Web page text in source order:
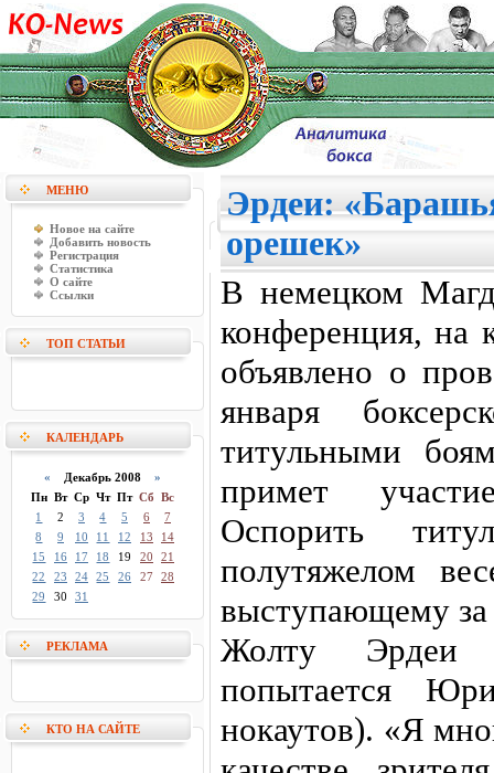
МЕНЮ
Новое на сайте
Добавить новость
Регистрация
Статистика
О сайте
Ссылки
ТОП СТАТЬИ
КАЛЕНДАРЬ
« Декабрь 2008 »
Пн Вт Ср Чт Пт Сб Вс
1
2 3 4 5 6
7
8
9 10 11 12 13
14
15
16 17 18 19 20
21
22
23 24 25 26 27
28
29
30 31
РЕКЛАМА
КТО НА САЙТЕ
Эрдеи:
орешек»
В немецком
конференция, на
объявлено о
января
титульными
примет
Оспорить
полутяжелом
выступающему
Жолту Эрдеи
попытается
нокаутов). «Я